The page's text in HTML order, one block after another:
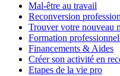
Mal-être au travail
Reconversion
Trouver votre nouveau
Formation
Financements & Aides
Créer son activité en
Etapes de la vie pro